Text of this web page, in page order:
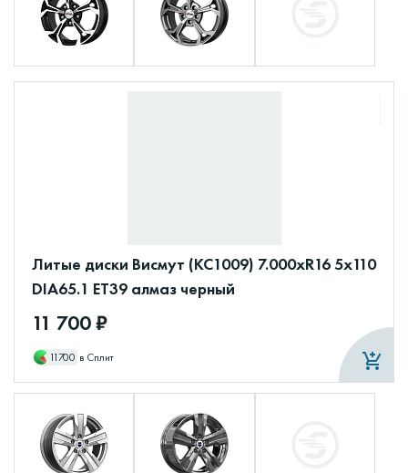
Литые диски Висмут (КС1009) 7.000xR16 5x110
DIA65.1 ET39 алмаз черный
11 700 ₽
11700 в Сплит